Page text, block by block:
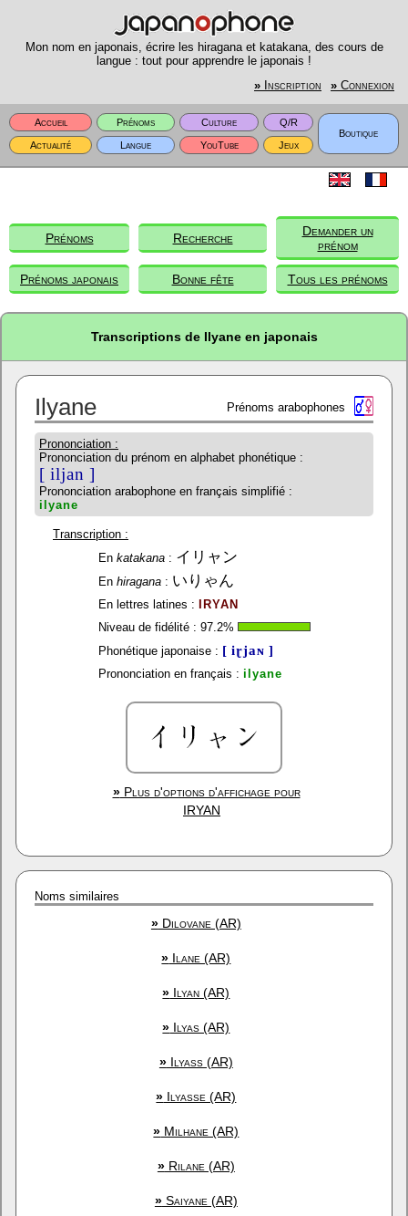
Mon nom en japonais, écrire les hiragana et katakana, des cours de
langue : tout pour apprendre le japonais !
» Inscription » Connexion
Accueil Prénoms Culture
Q/R
Boutique
Actualité
Langue YouTube Jeux
Prénoms Recherche
Demander un
prénom
Prénoms japonais Bonne fête Tous les prénoms
Transcriptions de Ilyane en japonais
Ilyane Prénoms arabophones
Prononciation :
Prononciation du prénom en alphabet phonétique :
[ iljan ]
Prononciation arabophone en français simplifié :
ilyane
Transcription :
En katakana: イリャン
En hiragana: いりゃん
En lettres latines :
IRYAN
Niveau de fidélité : 97.2%
Phonétique japonaise : [ iɽjaɴ ]
Prononciation en français : ilyane
»Plus d'options d'affichage pour
IRYAN
Noms similaires
»Dilovane (AR)
» Ilane (AR)
» Ilyan (AR)
» Ilyas (AR)
»Ilyass (AR)
» Ilyasse (AR)
» Milhane (AR)
»Rilane (AR)
»Saiyane (AR)